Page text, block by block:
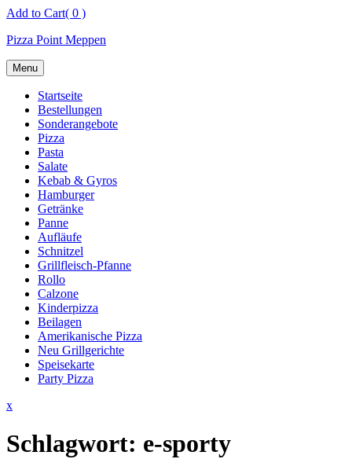
Skip
content
Add to Cart( 0 )
Pizza Point Meppen
Menu
Startseite
Bestellungen
Sonderangebote
Pizza
Pasta
Salate
Kebab & Gyros
Hamburger
Getränke
Panne
Aufläufe
Schnitzel
Grillfleisch-Pfanne
Rollo
Calzone
Kinderpizza
Beilagen
Amerikanische Pizza
Neu Grillgerichte
Speisekarte
Party Pizza
xClose
Schlagwort: e-sporty